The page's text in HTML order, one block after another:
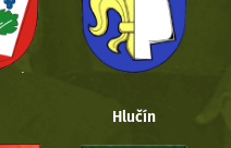
Hlučín